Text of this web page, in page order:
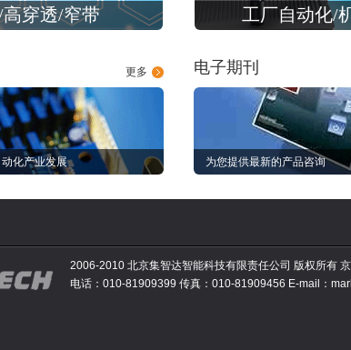
穿透/窄带 工厂自动化/
更多
化产业发展
电子期刊
为您提供最新的产品咨询
2006-2010 北京集智达智能科技有限责任公司 版权所有
电话：010-81909399 传真：010-81909456 E-mail：